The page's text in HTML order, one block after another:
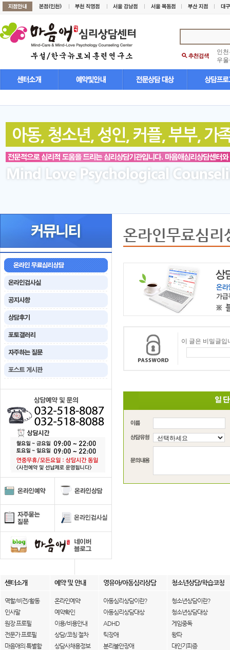
인
우
온라인무료심리
이 글은 비밀글입
센터소개 예약 및 안내 영유아/아동심리상담 청소년상담/학습코칭
역할/비전/활동
인사말
원장 프로필
전문가 프로필
마음애의 특별함
온라인예약
예약확인
이용/비용안내
상담/코칭 절차
상담사채용정보
아동심리상담이란?
아동심리상담대상
ADHD
틱장애
분리불안장애
청소년상담이란?
청소년상담대상
게임중독
왕따
대인기피증